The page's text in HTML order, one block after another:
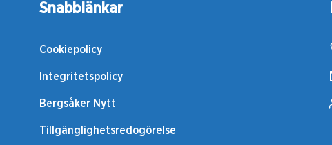
Snabblänkar
Cookiepolicy
Integritetspolicy
Bergsåker Nytt
Tillgänglighetsredogörelse